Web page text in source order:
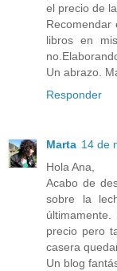
el precio de
libros en
Un abrazo.
Responder
Marta 14 de
Hola Ana,
Acabo de
sobre la
precio pero
casera
Un blog